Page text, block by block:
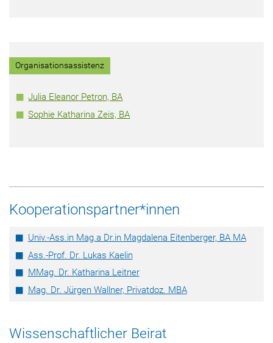
Organisationsassistenz
Julia Eleanor Petron, BA
Sophie Katharina Zeis, BA
Kooperationspartner*innen
Univ.-Ass.in Mag.a Dr.in Magdalena Eitenberger, BA MA
Ass.-Prof. Dr. Lukas Kaelin
MMag. Dr. Katharina Leitner
Mag. Dr. Jürgen Wallner, Privatdoz. MBA
Wissenschaftlicher Beirat